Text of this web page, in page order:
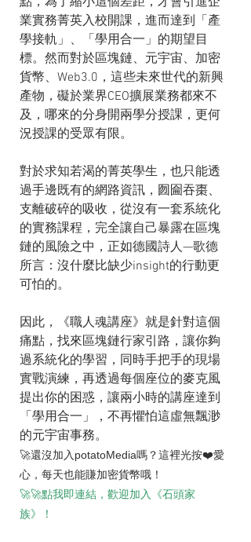
業實務菁英入校開課，進而達到「產
學接軌」、「學用合一」的期望目
標。然而對於區塊鏈、元宇宙、加密
貨幣、Web3.0，這些未來世代的新興
產物，礙於業界CEO擴展業務都來不
及，哪來的分身開兩學分授課，更何
況授課的受眾有限。
對於求知若渴的菁英學生，也只能透
過手邊既有的網路資訊，囫圇吞棗、
支離破碎的吸收，從沒有一套系統化
的實務課程，完全讓自己暴露在區塊
鏈的風險之中，正如德國詩人—歌德
所言：沒什麼比缺少insight的行動更
可怕的。
因此，《職人魂講座》就是針對這個
痛點，找來區塊鏈行家引路，讓你夠
過系統化的學習，同時手把手的現場
實戰演練，再透過每個座位的麥克風
提出你的困惑，讓兩小時的講座達到
「學用合一」，不再懼怕這虛無飄渺
的元宇宙事務。
🚀還沒加入potatoMedia嗎？這裡光按❤️愛
心，每天也能賺加密貨幣哦！
🚀🚀點我即連結，歡迎加入《石頭家
族》！